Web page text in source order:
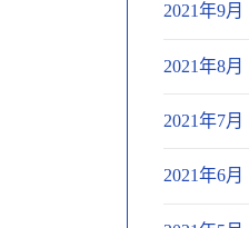
2021年9月
2021年8月
2021年7月
2021年6月